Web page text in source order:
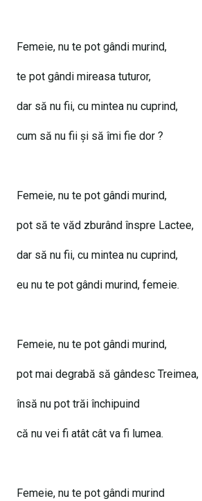
Femeie, nu te pot gândi murind,
te pot gândi mireasa tuturor,
dar să nu fii, cu mintea nu cuprind,
cum să nu fii și să îmi fie dor ?
Femeie, nu te pot gândi murind,
pot să te văd zburând înspre Lactee,
dar să nu fii, cu mintea nu cuprind,
eu nu te pot gândi murind, femeie.
Femeie, nu te pot gândi murind,
pot mai degrabă să gândesc Treimea,
însă nu pot trăi închipuind
că nu vei fi atât cât va fi lumea.
Femeie, nu te pot gândi murind